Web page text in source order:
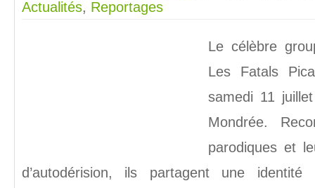
Actualités, Reportages
Le célèbre
Les Fatals
samedi 11
Mondrée.
parodiques et
d’autodérision, ils partagent une identité